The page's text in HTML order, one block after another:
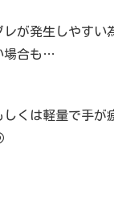
が発生しやすい
場合も…
くは軽量で手が